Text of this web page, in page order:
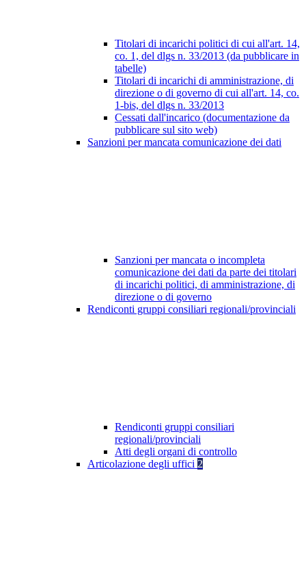
Titolari di incarichi politici di cui all'art. 14,
co. 1, del dlgs n. 33/2013 (da pubblicare in
tabelle)
Titolari di incarichi di amministrazione, di
direzione o di governo di cui all'art. 14, co.
1-bis, del dlgs n. 33/2013
Cessati dall'incarico (documentazione da
pubblicare sul sito web)
Sanzioni per mancata comunicazione dei dati
Sanzioni per mancata o incompleta
comunicazione dei dati da parte dei titolari
di incarichi politici, di amministrazione, di
direzione o di governo
Rendiconti gruppi consiliari regionali/provinciali
Rendiconti gruppi consiliari
regionali/provinciali
Atti degli organi di controllo
Articolazione degli uffici 2